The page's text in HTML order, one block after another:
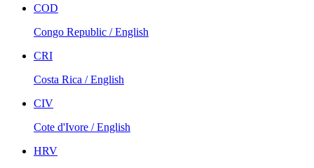
COD
Congo Republic / English
CRI
Costa Rica / English
CIV
Cote d'Ivore / English
HRV